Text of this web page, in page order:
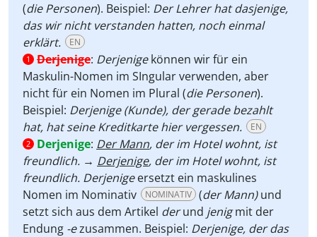
(die Personen). Beispiel: Der Lehrer hat dasjenige,
das wir nicht verstanden hatten, noch einmal
erklärt.
EN
1 Derjenige: Derjenigekönnen wir für ein
Maskulin-Nomen im SIngular verwenden, aber
nicht für ein Nomen im Plural (die Personen).
Beispiel: Derjenige (Kunde), der gerade bezahlt
hat, hat seine Kreditkarte hier vergessen.
EN
2 Derjenige: Der Mann, der im Hotel wohnt, ist
freundlich. → Derjenige, der im Hotel wohnt, ist
freundlich. Derjenigeersetzt ein maskulines
Nomen im Nominativ
NOMINATIV (der Mann)und
setzt sich aus dem Artikel derund jenigmit der
Endung -ezusammen. Beispiel: Derjenige, der das